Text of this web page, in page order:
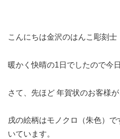
こんにちは金沢のはんこ彫刻士
暖かく快晴の1日でしたので今
さて、先ほど 年賀状のお客様
戌の絵柄はモノクロ（朱色）
いています。